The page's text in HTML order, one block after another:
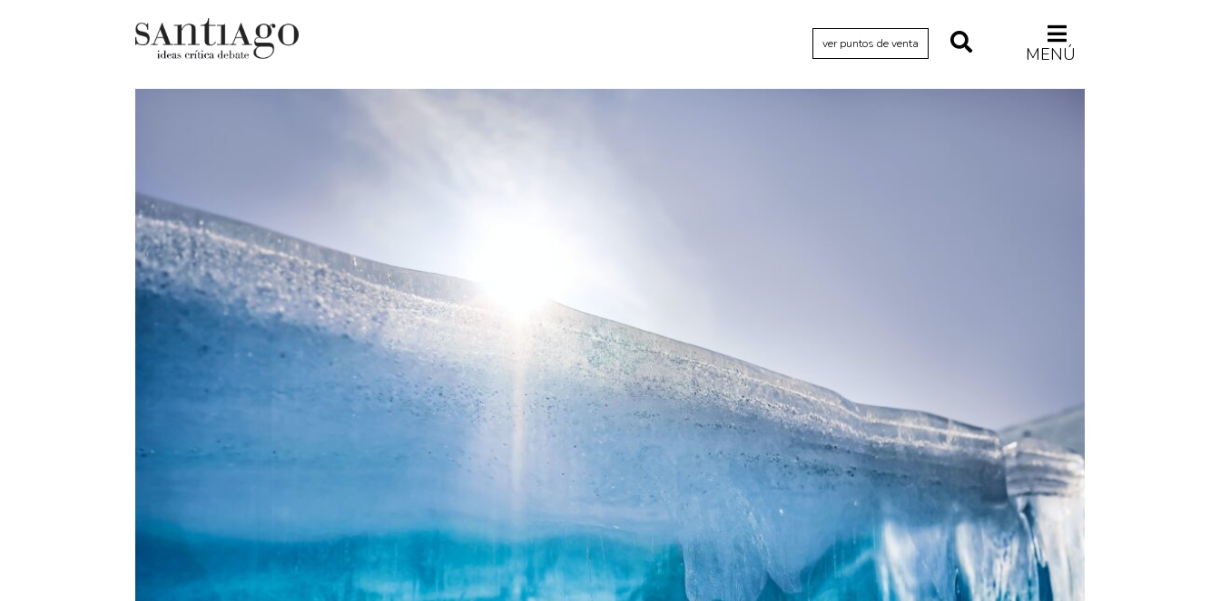
ver puntos de venta MENÚ
Archivo Cenfoto-UDP
Arquetipos de situación
Artes visuales
Ciencia
Cine y televisión
Fragmentos
Gran reserva
Historia
Historia material de los libros
Lagunas mentales
Libros
Pensamiento ilustrado
Personaje
Personajes secundarios
Política
Voces y lecturas